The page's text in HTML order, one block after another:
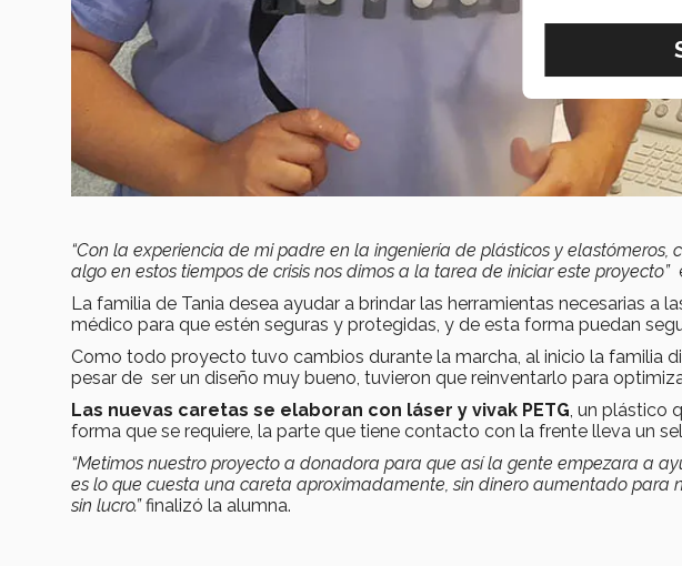
“Con la experiencia de mi padre en la ingeniería de plásticos y
algo en estos tiempos de crisis nos dimos a la tarea de iniciar este proyecto”
La familia de Tania desea ayudar a brindar las herramientas necesarias a
médico para que estén seguras y protegidas, y de esta forma puedan
Como todo proyecto tuvo cambios durante la marcha, al inicio la familia
pesar de ser un diseño muy bueno, tuvieron que reinventarlo para
Las nuevas caretas se elaboran con láser y vivak PETG, un plástico
forma que se requiere, la parte que tiene contacto con la frente lleva un
“Metimos nuestro proyecto a donadora para que así la gente empezara a
es lo que cuesta una careta aproximadamente, sin dinero aumentado para
sin lucro.”finalizó la alumna.